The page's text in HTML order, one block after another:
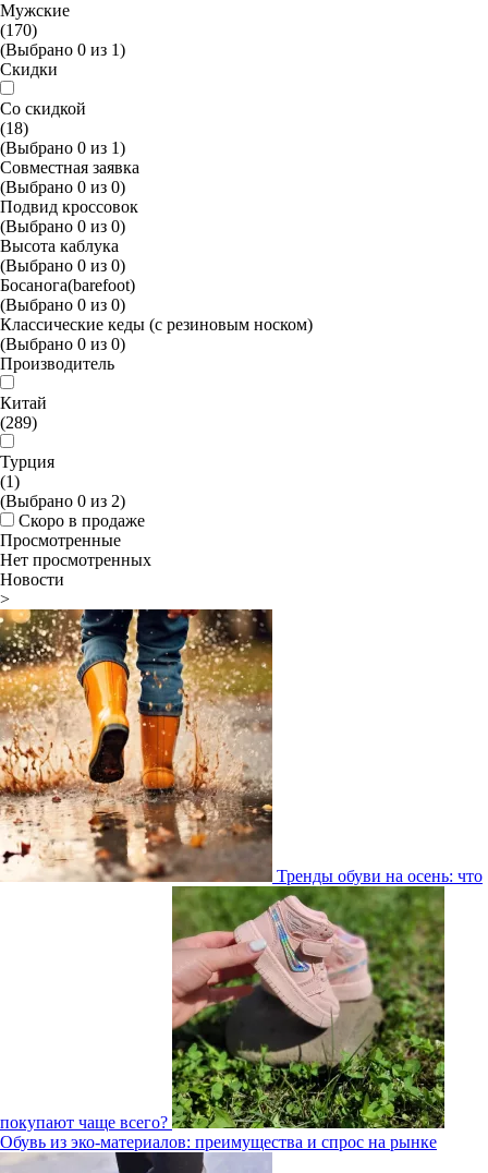
Мужские
(170)
(Выбрано 0 из 1)
Скидки
Со скидкой
(18)
(Выбрано 0 из 1)
Совместная заявка
(Выбрано 0 из 0)
Подвид кроссовок
(Выбрано 0 из 0)
Высота каблука
(Выбрано 0 из 0)
Босанога(barefoot)
(Выбрано 0 из 0)
Классические кеды (с резиновым носком)
(Выбрано 0 из 0)
Производитель
Китай
(289)
Турция
(1)
(Выбрано 0 из 2)
Скоро в продаже
Просмотренные
Нет просмотренных
Новости
>
Тренды обуви на осень: что
покупают чаще всего?
Обувь из эко-материалов: преимущества и спрос на рынке